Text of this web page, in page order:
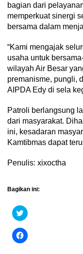
bagian dari
memperkuat sinergi
bersama dalam
“Kami mengajak
usaha untuk
wilayah Air Besar
premanisme, pungli,
AIPDA Edy di sela
Patroli berlangsung
dari masyarakat.
ini, kesadaran
Kamtibmas dapat
Penulis: xixoctha
Bagikan ini:
Klik
untuk
pada
Twitter(Membuka
di
Klik
untuk